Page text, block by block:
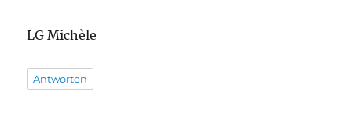
LG Michèle
Antworten